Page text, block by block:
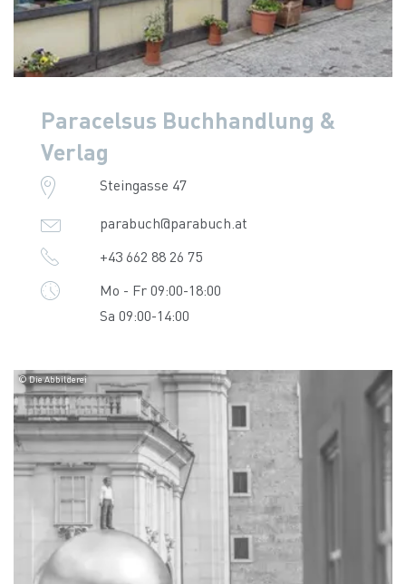
Paracelsus Buchhandlung &
Verlag
Steingasse 47
parabuch@parabuch.at
+43 662 88 26 75
Mo - Fr 09:00-18:00
Sa 09:00-14:00
© Die Abbilderei